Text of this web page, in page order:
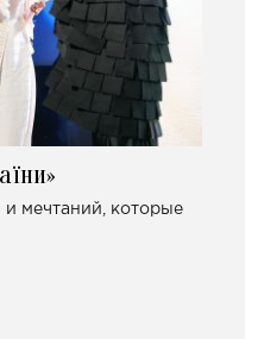
и мечтаний, которые